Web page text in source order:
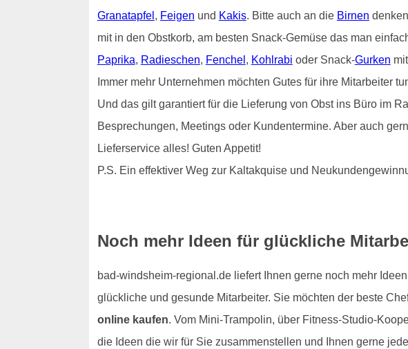
Granatapfel , Feigen und Kakis. Bitte auch an die Birnen
mit in den Obstkorb, am besten Snack-Gemüse das man
Paprika, Radieschen, Fenchel , Kohlrabi oder Snack-Gurken mit
Immer mehr Unternehmen möchten Gutes für ihre Mitarbeiter
Und das gilt garantiert für die Lieferung von Obst ins Büro im
Besprechungen, Meetings oder Kundentermine. Aber auch
Lieferservice alles! Guten Appetit!
P.S. Ein effektiver Weg zur Kaltakquise und
Noch mehr Ideen für glückliche
bad-windsheim-regional.de liefert Ihnen gerne noch mehr
glückliche und gesunde Mitarbeiter. Sie möchten der beste
online kaufen. Vom Mini-Trampolin, über Fitness-Studio-
die Ideen die wir für Sie zusammenstellen und Ihnen gerne